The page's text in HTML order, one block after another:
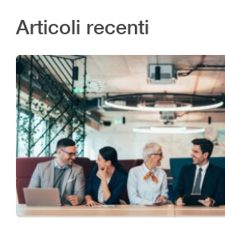
Articoli recenti